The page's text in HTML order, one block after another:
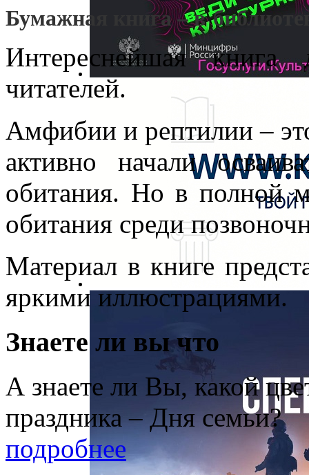
Бумажная книга – в
Интереснейшая книга
читателей.
Амфибии и рептилии –
активно начали
обитания. Но в полной
обитания среди
Материал в книге
яркими иллюстрациями.
Знаете ли вы что
А знаете ли Вы, какой
праздника – Дня семьи?
подробнее